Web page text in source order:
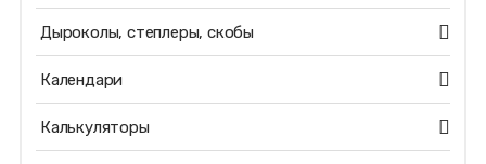
Дыроколы, степлеры, скобы
Календари
Калькуляторы